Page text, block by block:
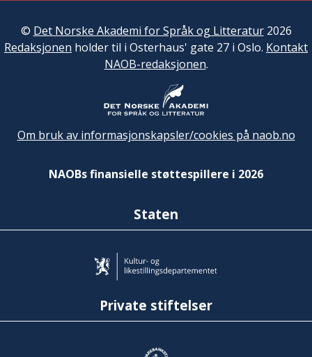
© Det Norske Akademi for Språk og Litteratur2026
Redaksjonen holder til i Osterhaus' gate 27 i Oslo. Kontakt
NAOB-redaksjonen.
Om bruk av informasjonskapsler/cookies på naob.no
NAOBs finansielle støttespillere i 2026
Staten
Private stiftelser